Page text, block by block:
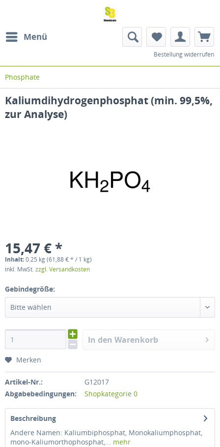
Menü
Bestellung widerrufen
Phosphate
Kaliumdihydrogenphosphat (min. 99,5%,
zur Analyse)
15,47 € *
Inhalt:0.25 kg (61,88 € * / 1 kg)
inkl. MwSt.zzgl. Versandkosten
Gebindegröße:
Bitte wählen
In den Warenkorb
Merken
Artikel-Nr.:
G12017
Abgabebedingungen:
Shopkategorie 0
Beschreibung
Andere Namen: Kaliumbiphosphat, Monokaliumphosphat,
mono-Kaliumorthophosphat,... mehr